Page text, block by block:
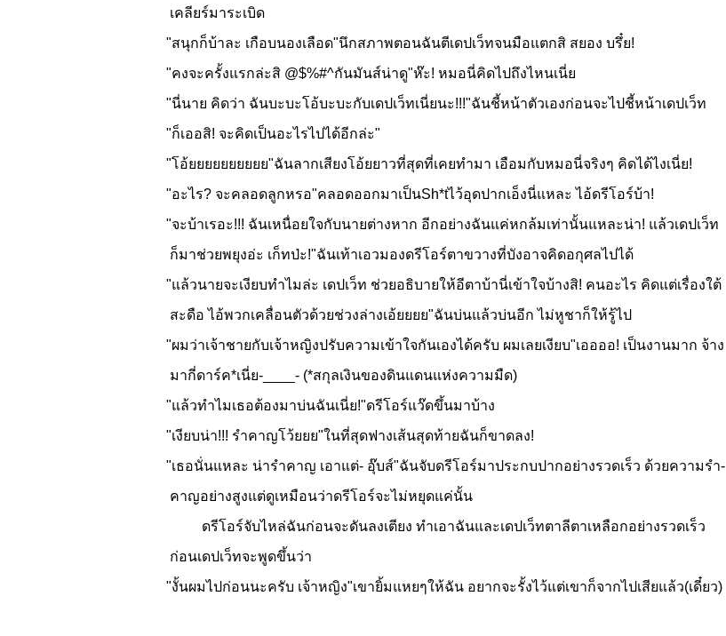
เคลียร์มาระเบิด
"สนุกก็บ้าละ เกือบนองเลือด"นึกสภาพตอนฉันตีเดปเว็ทจนมือแตกสิ สยอง บรึ๋ย!
"คงจะครั้งแรกล่ะสิ @$%#^กันมันส์น่าดู"ห๊ะ! หมอนี่คิดไปถึงไหนเนี่ย
"นี่นาย คิดว่า ฉันบะบะโอ้บะบะกับเดปเว็ทเนี่ยนะ!!!"ฉันชี้หน้าตัวเองก่อนจะไปชี้หน้าเดปเว็ท
"ก็เออสิ! จะคิดเป็นอะไรไปได้อีกล่ะ"
"โอ้ยยยยยยยยยย"ฉันลากเสียงโอ้ยยาวที่สุดที่เคยทำมา เอือมกับหมอนี่จริงๆ คิดได้ไงเนี่ย!
"อะไร? จะคลอดลูกหรอ"คลอดออกมาเป็นSh*tไว้อุดปากเอ็งนี่แหละ ไอ้ดรีโอร์บ้า!
"จะบ้าเรอะ!!! ฉันเหนื่อยใจกับนายต่างหาก อีกอย่างฉันแค่หกล้มเท่านั้นแหละน่า! แล้วเดปเว็ท
ก็มาช่วยพยุงอ่ะ เก็ทป่ะ!"ฉันเท้าเอวมองดรีโอร์ตาขวางที่บังอาจคิดอกุศลไปได้
"แล้วนายจะเงียบทำไมล่ะ เดปเว็ท ช่วยอธิบายให้อีตาบ้านี่เข้าใจบ้างสิ! คนอะไร คิดแต่เรื่องใต้
สะดือ ไอ้พวกเคลื่อนตัวด้วยช่วงล่างเอ้ยยยย"ฉันบ่นแล้วบ่นอีก ไม่หูชาก็ให้รู้ไป
"ผมว่าเจ้าชายกับเจ้าหญิงปรับความเข้าใจกันเองได้ครับ ผมเลยเงียบ"เออออ! เป็นงานมาก จ้าง
มากี่ดาร์ค*เนี่ย-____- (*สกุลเงินของดินแดนแห่งความมืด)
"แล้วทำไมเธอต้องมาบ่นฉันเนี่ย!"ดรีโอร์แว๊ดขึ้นมาบ้าง
"เงียบน่า!!! รำคาญโว้ยยย"ในที่สุดฟางเส้นสุดท้ายฉันก็ขาดลง!
"เธอนั่นแหละ น่ารำคาญ เอาแต่- อุ๊บส์"ฉันจับดรีโอร์มาประกบปากอย่างรวดเร็ว ด้วยความรำ-
คาญอย่างสูงแต่ดูเหมือนว่าดรีโอร์จะไม่หยุดแค่นั้น
ดรีโอร์จับไหล่ฉันก่อนจะดันลงเตียง ทำเอาฉันและเดปเว็ทตาลีตาเหลือกอย่างรวดเร็ว
ก่อนเดปเว็ทจะพูดขึ้นว่า
"งั้นผมไปก่อนนะครับ เจ้าหญิง"เขายิ้มแหยๆให้ฉัน อยากจะรั้งไว้แต่เขาก็จากไปเสียแล้ว(เดี๋ยว)